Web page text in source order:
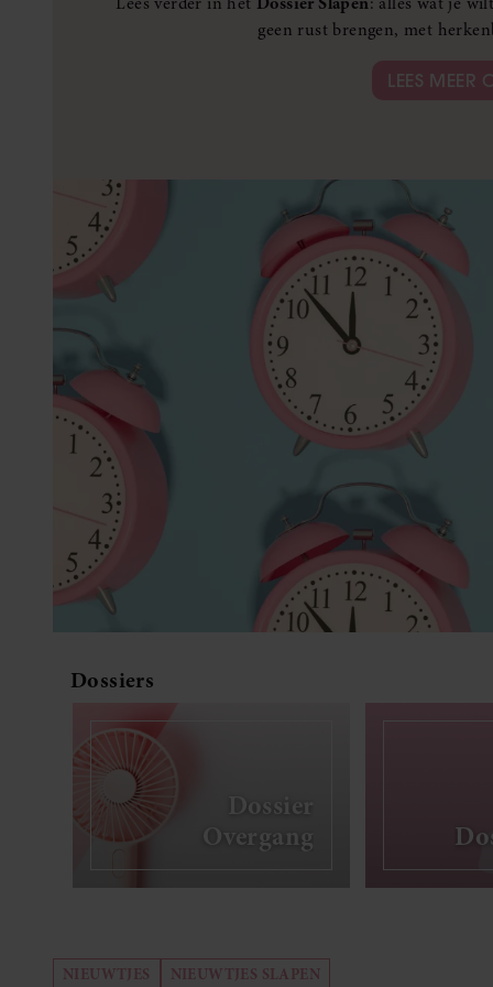
geen rust brengen, met
LEES MEER
Dossiers
Dossier
Overgang
NIEUWTJES NIEUWTJES SLAPEN